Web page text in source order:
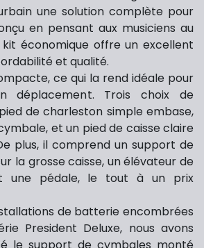
une solution complète pour
en pensant aux musiciens au
économique offre un excellent
et qualité.
ce qui la rend idéale pour
déplacement. Trois choix de
de charleston simple embase,
et un pied de caisse claire
plus, il comprend un support de
la grosse caisse, un élévateur de
une pédale, le tout à un prix
de batterie encombrées
President Deluxe, nous avons